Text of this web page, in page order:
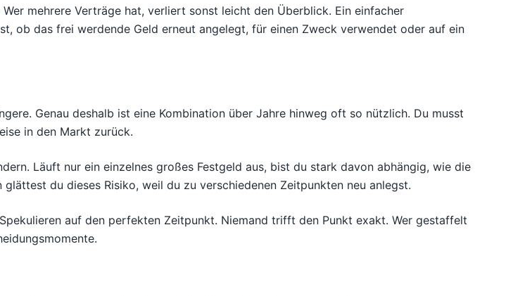
mehrere Verträge hat, verliert sonst leicht den Überblick. Ein einfacher
ob das frei werdende Geld erneut angelegt, für einen Zweck verwendet oder auf ein
Genau deshalb ist eine Kombination über Jahre hinweg oft so nützlich. Du musst
in den Markt zurück.
Läuft nur ein einzelnes großes Festgeld aus, bist du stark davon abhängig, wie die
du dieses Risiko, weil du zu verschiedenen Zeitpunkten neu anlegst.
auf den perfekten Zeitpunkt. Niemand trifft den Punkt exakt. Wer gestaffelt